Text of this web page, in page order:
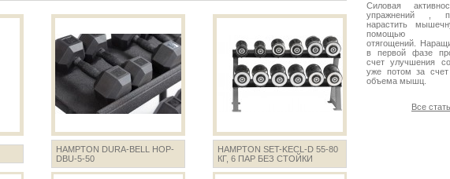
HAMPTON DURA-BELL HOP-
DBU-5-50
HAMPTON SET-KECL-D 55-80
КГ, 6 ПАР БЕЗ СТОЙКИ
Силовая
упражнений ,
нарастить
помощью
отягощений.
в первой фазе
счет улучшения
уже потом за счет
объема мышц.
Все